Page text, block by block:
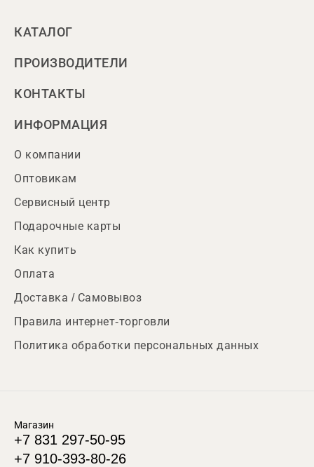
КАТАЛОГ
ПРОИЗВОДИТЕЛИ
КОНТАКТЫ
ИНФОРМАЦИЯ
О компании
Оптовикам
Сервисный центр
Подарочные карты
Как купить
Оплата
Доставка / Самовывоз
Правила интернет-торговли
Политика обработки персональных данных
Магазин
+7 831 297-50-95
+7 910-393-80-26